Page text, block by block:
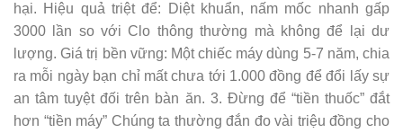
hại. Hiệu quả triệt để: Diệt khuẩn, nấm mốc nhanh gấp
3000 lần so với Clo thông thường mà không để lại dư
lượng. Giá trị bền vững: Một chiếc máy dùng 5-7 năm, chia
ra mỗi ngày bạn chỉ mất chưa tới 1.000 đồng để đổi lấy sự
an tâm tuyệt đối trên bàn ăn. 3. Đừng để “tiền thuốc” đắt
hơn “tiền máy” Chúng ta thường đắn đo vài triệu đồng cho